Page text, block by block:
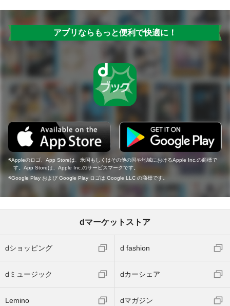
アプリならもっと便利で快適に！
Appleのロゴ、App Storeは、米国もしくはその他の国や地域におけるApple Inc.の商標で
す。App Storeは、Apple Inc.のサービスマークです。
Google Play および Google Play ロゴは Google LLC の商標です。
dマーケットストア
dショッピング d fashion
dミュージック dカーシェア
Lemino dマガジン